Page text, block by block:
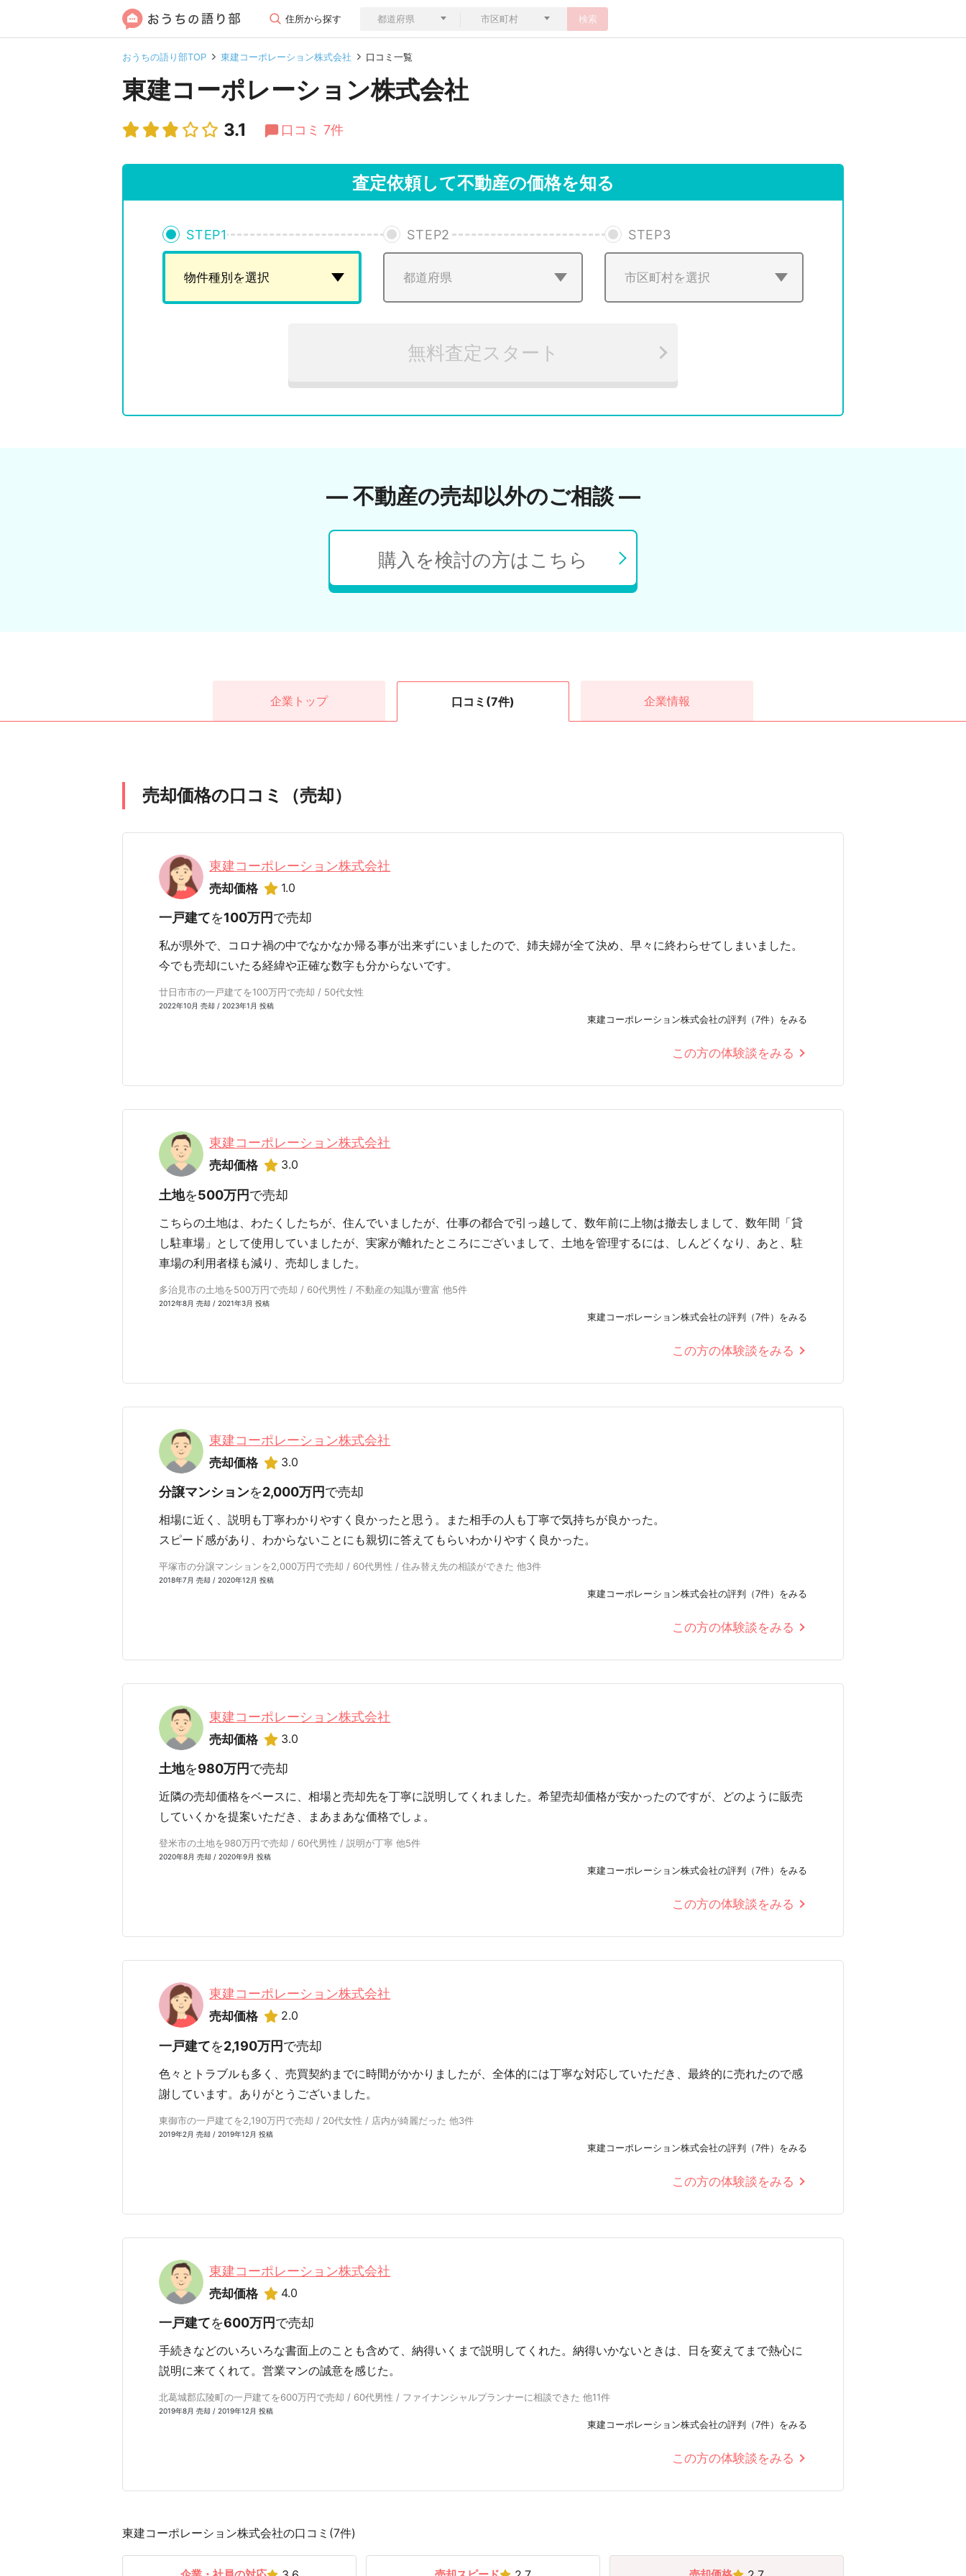
住所から探す 検索
おうちの語り部TOP 東建コーポレーション株式会社 口コミ一覧
東建コーポレーション株式会社
3.1 口コミ 7件
査定依頼して不動産の価格を知る
STEP1 STEP2 STEP3
無料査定スタート
― 不動産の売却以外のご相談 ―
購入を検討の方はこちら
企業 トップ 口コミ (7件) 企業情報
売却価格の口コミ（売却）
東建コーポレーション株式会社
売却価格 1.0
一戸建てを100万円で売却
私が県外で、コロナ禍の中でなかなか帰る事が出来ずにいましたので、姉夫婦が全て決め、早々に終わらせてしまいました。
今でも売却にいたる経緯や正確な数字も分からないです。
廿日市市の一戸建てを100万円で売却 / 50代女性
2022年10月 売却 / 2023年1月 投稿
東建コーポレーション株式会社の評判（7件）をみる
この方の体験談をみる
東建コーポレーション株式会社
売却価格 3.0
土地を500万円で売却
こちらの土地は、わたくしたちが、住んでいましたが、仕事の都合で引っ越して、数年前に上物は撤去しまして、数年間「貸
し駐車場」として使用していましたが、実家が離れたところにございまして、土地を管理するには、しんどくなり、あと、駐
車場の利用者様も減り、売却しました。
多治見市の土地を500万円で売却 / 60代男性 / 不動産の知識が豊富 他5件
2012年8月 売却 / 2021年3月 投稿
東建コーポレーション株式会社の評判（7件）をみる
この方の体験談をみる
東建コーポレーション株式会社
売却価格 3.0
分譲マンションを2,000万円で売却
相場に近く、説明も丁寧わかりやすく良かったと思う。また相手の人も丁寧で気持ちが良かった。
スピード感があり、わからないことにも親切に答えてもらいわかりやすく良かった。
平塚市の分譲マンションを2,000万円で売却 / 60代男性 / 住み替え先の相談ができた 他3件
2018年7月 売却 / 2020年12月 投稿
東建コーポレーション株式会社の評判（7件）をみる
この方の体験談をみる
東建コーポレーション株式会社
売却価格 3.0
土地を980万円で売却
近隣の売却価格をベースに、相場と売却先を丁寧に説明してくれました。希望売却価格が安かったのですが、どのように販売
していくかを提案いただき、まあまあな価格でしょ。
登米市の土地を980万円で売却 / 60代男性 / 説明が丁寧 他5件
2020年8月 売却 / 2020年9月 投稿
東建コーポレーション株式会社の評判（7件）をみる
この方の体験談をみる
東建コーポレーション株式会社
売却価格 2.0
一戸建てを2,190万円で売却
色々とトラブルも多く、売買契約までに時間がかかりましたが、全体的には丁寧な対応していただき、最終的に売れたので感
謝しています。ありがとうございました。
東御市の一戸建てを2,190万円で売却 / 20代女性 / 店内が綺麗だった 他3件
2019年2月 売却 / 2019年12月 投稿
東建コーポレーション株式会社の評判（7件）をみる
この方の体験談をみる
東建コーポレーション株式会社
売却価格 4.0
一戸建てを600万円で売却
手続きなどのいろいろな書面上のことも含めて、納得いくまで説明してくれた。納得いかないときは、日を変えてまで熱心に
説明に来てくれて。営業マンの誠意を感じた。
北葛城郡広陵町の一戸建てを600万円で売却 / 60代男性 / ファイナンシャルプランナーに相談できた 他11件
2019年8月 売却 / 2019年12月 投稿
東建コーポレーション株式会社の評判（7件）をみる
この方の体験談をみる
東建コーポレーション株式会社の口コミ(7件)